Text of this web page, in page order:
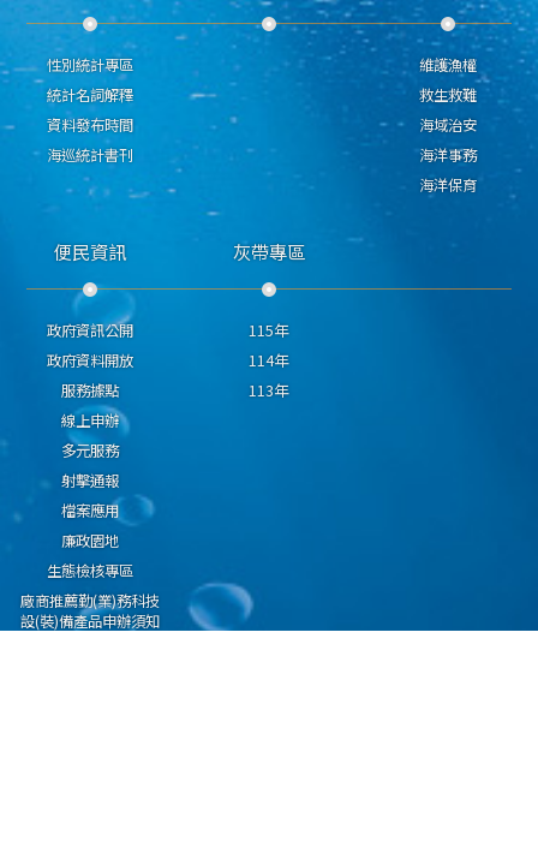
性別統計專區
統計名詞解釋
資料發布時間
海巡統計書刊
維護漁權
救生救難
海域治安
海洋事務
海洋保育
便民資訊
政府資訊公開
政府資料開放
服務據點
線上申辦
多元服務
射擊通報
檔案應用
廉政園地
生態檢核專區
廠商推薦勤(業)務科技
設(裝)備產品申辦須知
灰帶專區
115年
114年
113年